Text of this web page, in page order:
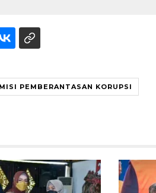
PEMBERANTASAN KORUPSI